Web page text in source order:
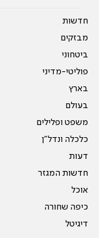
חדשות
מבזקים
ביטחוני
פוליטי-מדיני
בארץ
בעולם
משפט ופלילים
כלכלה ונדל"ן
דעות
חדשות המגזר
אוכל
כיפה שחורה
דיגיטל